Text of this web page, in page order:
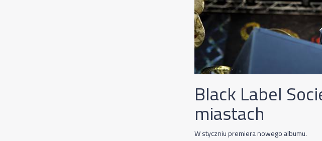
Black Label
miastach
W styczniu premiera nowego albumu.